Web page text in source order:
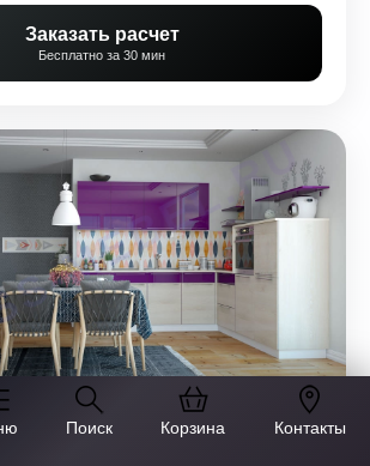
Поиск Корзина Контакты
Заказать расчет
Бесплатно за 30 мин
1091